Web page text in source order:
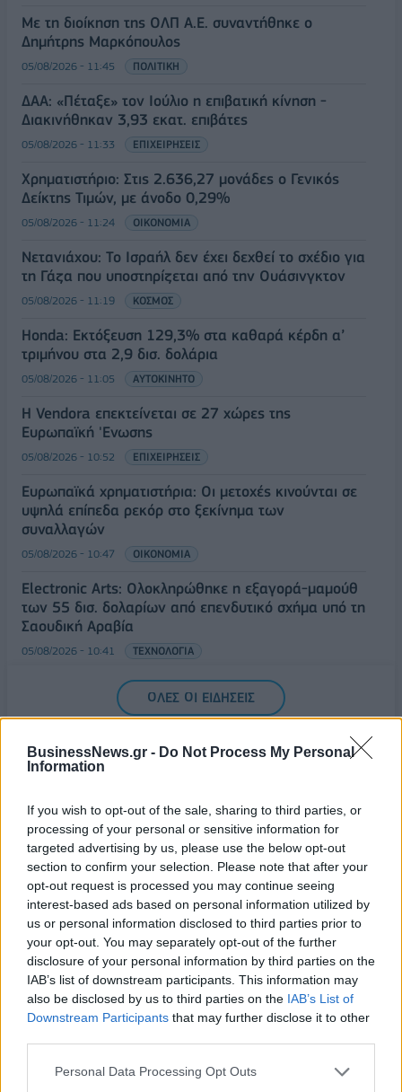
BusinessNews.gr - Do Not Process My Personal
Information
If you wish to opt-out of the sale, sharing to third parties, or
processing of your personal or sensitive information for
targeted advertising by us, please use the below opt-out
section to confirm your selection. Please note that after your
opt-out request is processed you may continue seeing
interest-based ads based on personal information utilized by
us or personal information disclosed to third parties prior to
your opt-out. You may separately opt-out of the further
disclosure of your personal information by third parties on the
IAB’s list of downstream participants. This information may
also be disclosed by us to third parties on the IAB’s List of
Downstream Participants that may further disclose it to other
Personal Data Processing Opt Outs
Με τη διοίκηση της ΟΛΠ Α.Ε. συναντήθηκε ο
Δημήτρης Μαρκόπουλος
05/08/2026 - 11:45 ΠΟΛΙΤΙΚΗ
ΔΑΑ: «Πέταξε» τον Ιούλιο η επιβατική κίνηση -
Διακινήθηκαν 3,93 εκατ. επιβάτες
05/08/2026 - 11:33 ΕΠΙΧΕΙΡΗΣΕΙΣ
Χρηματιστήριο: Στις 2.636,27 μονάδες ο Γενικός
Δείκτης Τιμών, με άνοδο 0,29%
05/08/2026 - 11:24 ΟΙΚΟΝΟΜΙΑ
Νετανιάχου: Το Ισραήλ δεν έχει δεχθεί το σχέδιο για
τη Γάζα που υποστηρίζεται από την Ουάσινγκτον
05/08/2026 - 11:19 ΚΟΣΜΟΣ
Honda: Εκτόξευση 129,3% στα καθαρά κέρδη α’
τριμήνου στα 2,9 δισ. δολάρια
05/08/2026 - 11:05 ΑΥΤΟΚΙΝΗΤΟ
Η Vendora επεκτείνεται σε 27 χώρες της
Ευρωπαϊκή 'Ενωσης
05/08/2026 - 10:52 ΕΠΙΧΕΙΡΗΣΕΙΣ
Ευρωπαϊκά χρηματιστήρια: Οι μετοχές κινούνται σε
υψηλά επίπεδα ρεκόρ στο ξεκίνημα των
συναλλαγών
05/08/2026 - 10:47 ΟΙΚΟΝΟΜΙΑ
Electronic Arts: Ολοκληρώθηκε η εξαγορά-μαμούθ
των 55 δισ. δολαρίων από επενδυτικό σχήμα υπό τη
Σαουδική Αραβία
05/08/2026 - 10:41 ΤΕΧΝΟΛΟΓΙΑ
ΟΛΕΣ ΟΙ ΕΙΔΗΣΕΙΣ
ΔΗΜΟΦΙΛΗ
Χρηματιστήριο: Στις 2.612,95 μονάδες ο Γενικός
Δείκτης Τιμών, με οριακή άνοδο 0,05%
04/08/2026 - 13:08 ΟΙΚΟΝΟΜΙΑ
UBS: Ξεκινά κάλυψη της ΓΕΚ ΤΕΡΝΑ με τιμή στόχο